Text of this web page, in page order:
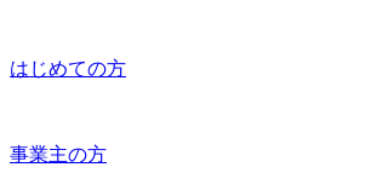
はじめての方
事業主の方